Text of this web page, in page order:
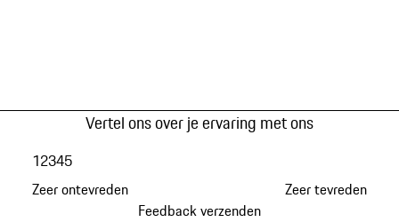
Vertel ons over je ervaring met ons
Zeer ontevreden
12345
Zeer tevreden
Feedback verzenden